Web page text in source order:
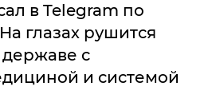
в Telegram по
глазах рушится
с
и системой